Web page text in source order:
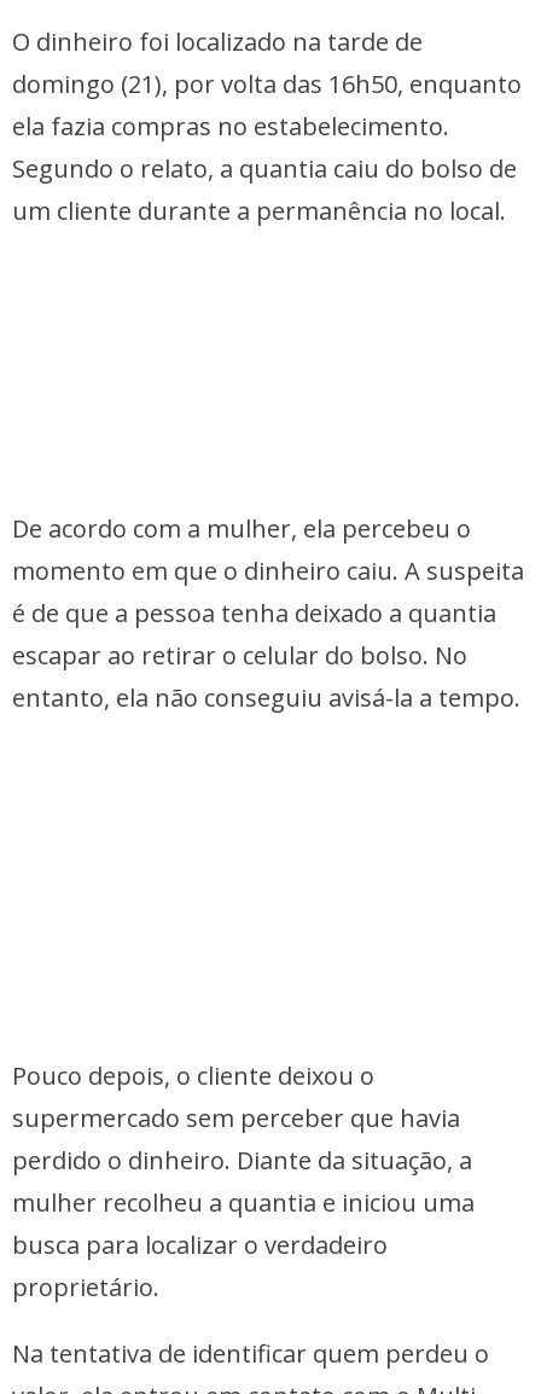
O dinheiro foi localizado na tarde de
domingo (21), por volta das 16h50, enquanto
ela fazia compras no estabelecimento.
Segundo o relato, a quantia caiu do bolso de
um cliente durante a permanência no local.
De acordo com a mulher, ela percebeu o
momento em que o dinheiro caiu. A suspeita
é de que a pessoa tenha deixado a quantia
escapar ao retirar o celular do bolso. No
entanto, ela não conseguiu avisá-la a tempo.
Pouco depois, o cliente deixou o
supermercado sem perceber que havia
perdido o dinheiro. Diante da situação, a
mulher recolheu a quantia e iniciou uma
busca para localizar o verdadeiro
proprietário.
Na tentativa de identificar quem perdeu o